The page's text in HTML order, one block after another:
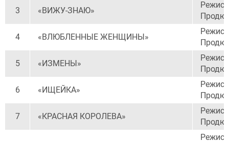
3 «ВИЖУ-ЗНАЮ»
4 «ВЛЮБЛЕННЫЕ ЖЕНЩИНЫ»
5 «ИЗМЕНЫ»
6 «ИЩЕЙКА»
7 «КРАСНАЯ КОРОЛЕВА»